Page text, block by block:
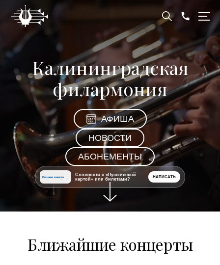
Калининградская
филармония
АФИША
НОВОСТИ
АБОНЕМЕНТЫ
Решаем вместе
Сложности с «Пушкинской
картой» или билетами?
НАПИСАТЬ
Ближайшие концерты